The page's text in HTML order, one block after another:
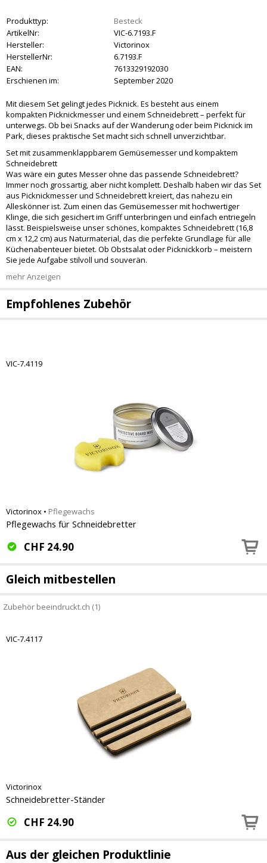
Produkttyp:
Besteck
ArtikelNr:
VIC-6.7193.F
Hersteller:
Victorinox
HerstellerNr:
6.7193.F
EAN:
7613329192030
Erschienen im:
September 2020
Mit diesem Set gelingt jedes Picknick. Es besteht aus einem
kompakten Picknickmesser und einem Schneidebrett – perfekt für
unterwegs. Ob bei Snacks auf der Wanderung oder beim Picknick im
Park, dieses praktische Set macht sich schnell unverzichtbar.
Set mit zusammenklappbarem Gemüsemesser und kompaktem
Schneidebrett
Was wäre ein gutes Messer ohne das passende Schneidebrett?
Immer noch grossartig, aber nicht komplett. Deshalb haben wir das Set
aus Picknickmesser und Schneidebrett kreiert, das nahezu ein
Alleskönner ist. Zum einen das Gemüsemesser mit hochwertiger
Klinge, die sich gesichert im Griff unterbringen und einfach entriegeln
lässt. Beispielsweise unser schönes, kompaktes Schneidebrett (16,8
cm x 12,2 cm) aus Naturmaterial, das die perfekte Grundlage für alle
Küchenabenteuer bietet. Ob Obstsalat oder Picknickkorb – meistern
Sie jede Aufgabe stilvoll und souverän.
mehr Anzeigen
Empfohlenes Zubehör
VIC-7.4119
Victorinox • Pflegewachs
Pflegewachs für Schneidebretter
CHF 24.90
Gleich mitbestellen
Zubehör beeindruckt.ch (1)
VIC-7.4117
Victorinox
Schneidebretter-Ständer
CHF 24.90
Aus der gleichen Produktlinie